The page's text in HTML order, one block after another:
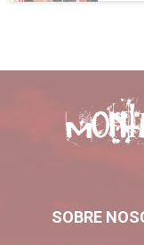
SOBRE